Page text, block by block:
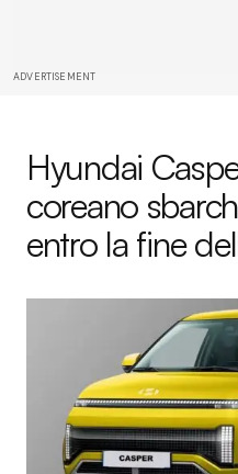
ADVERTISEMENT
Hyundai
coreano
entro la fine